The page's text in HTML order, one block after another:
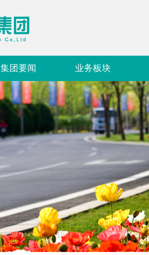
集团要闻 业务板块